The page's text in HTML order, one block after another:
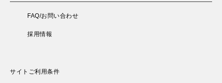
FAQ/お問い合わせ
採用情報
サイトご利用条件